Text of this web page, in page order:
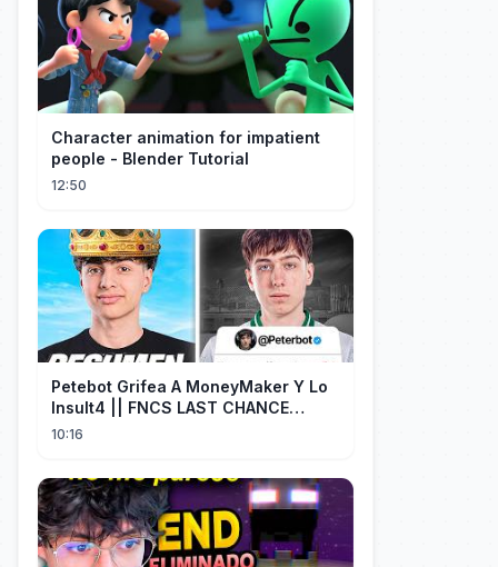
Character animation for impatient
people - Blender Tutorial
12:50
Petebot Grifea A MoneyMaker Y Lo
Insult4 || FNCS LAST CHANCE
Resumen
10:16